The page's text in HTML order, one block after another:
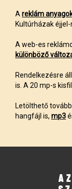
A reklám
Kultúrházak
A web-es
különböző
Rendelkezésre
is. A 20 mp-s
Letölthető
hangfájl is, mp3